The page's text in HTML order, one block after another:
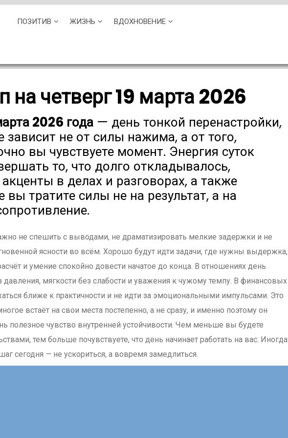
ПОЗИТИВ ЖИЗНЬ ВДОХНОВЕНИЕ
на четверг 19 марта 2026
2026 года — день тонкой перенастройки,
зависит не от силы нажима, а от того,
вы чувствуете момент. Энергия суток
то, что долго откладывалось,
в делах и разговорах, а также
вы тратите силы не на результат, а на
не спешить с выводами, не драматизировать мелкие задержки и не
ясности во всём. Хорошо будут идти задачи, где нужны выдержка,
и умение спокойно довести начатое до конца. В отношениях день
давления, мягкости без слабости и уважения к чужому темпу. В финансовых
ближе к практичности и не идти за эмоциональными импульсами. Это
встаёт на свои места постепенно, а не сразу, и именно поэтому он
полезное чувство внутренней устойчивости. Чем меньше вы будете
тем больше почувствуете, что день начинает работать на вас. Иногда
сегодня — не ускориться, а вовремя замедлиться.